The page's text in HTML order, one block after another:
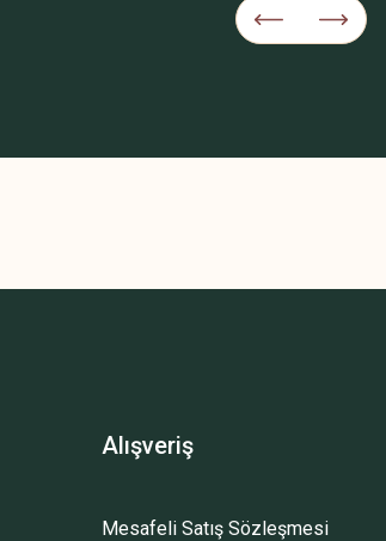
Alışveriş
Mesafeli Satış Sözleşmesi